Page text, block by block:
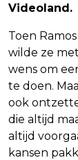
Videoland.
Toen
wilde ze
wens om
te doen.
ook
die altijd
altijd
kansen